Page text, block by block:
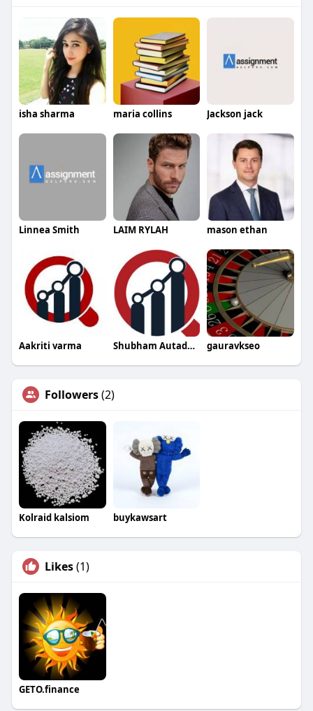
isha sharma maria collins Jackson jack
Linnea Smith LAIM RYLAH mason ethan
Aakriti varma Shubham Autadede gauravkseo
Followers(2)
Kolraid kalsiom buykawsart
Likes(1)
GETO.finance